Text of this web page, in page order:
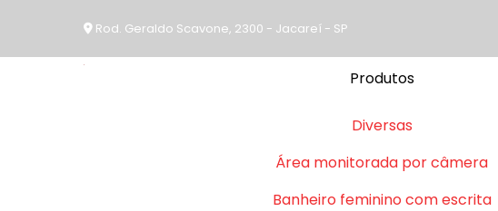
Rod. Geraldo Scavone, 2300 - Jacareí - SP
Produtos
Diversas
Área monitorada por câmera
Banheiro feminino com escrita